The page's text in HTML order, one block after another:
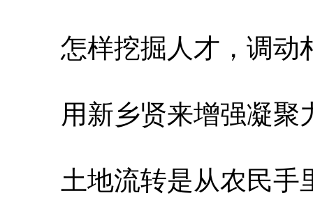
怎样挖掘人才，调动
用新乡贤来增强凝聚
土地流转是从农民手